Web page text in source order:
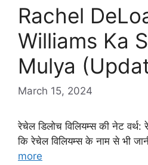
Rachel
Williams Ka
Mulya
March 15, 2024
रेचेल डिलोच विलियम्स की नेट वर्थ:
कि रेचेल विलियम्स के नाम से भी
more